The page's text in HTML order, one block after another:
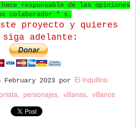
hace responsable de las opiniones
colaborador * s.
proyecto y quieres
siga adelante:
February 2023 por El inquilino
personajes villanas villanos